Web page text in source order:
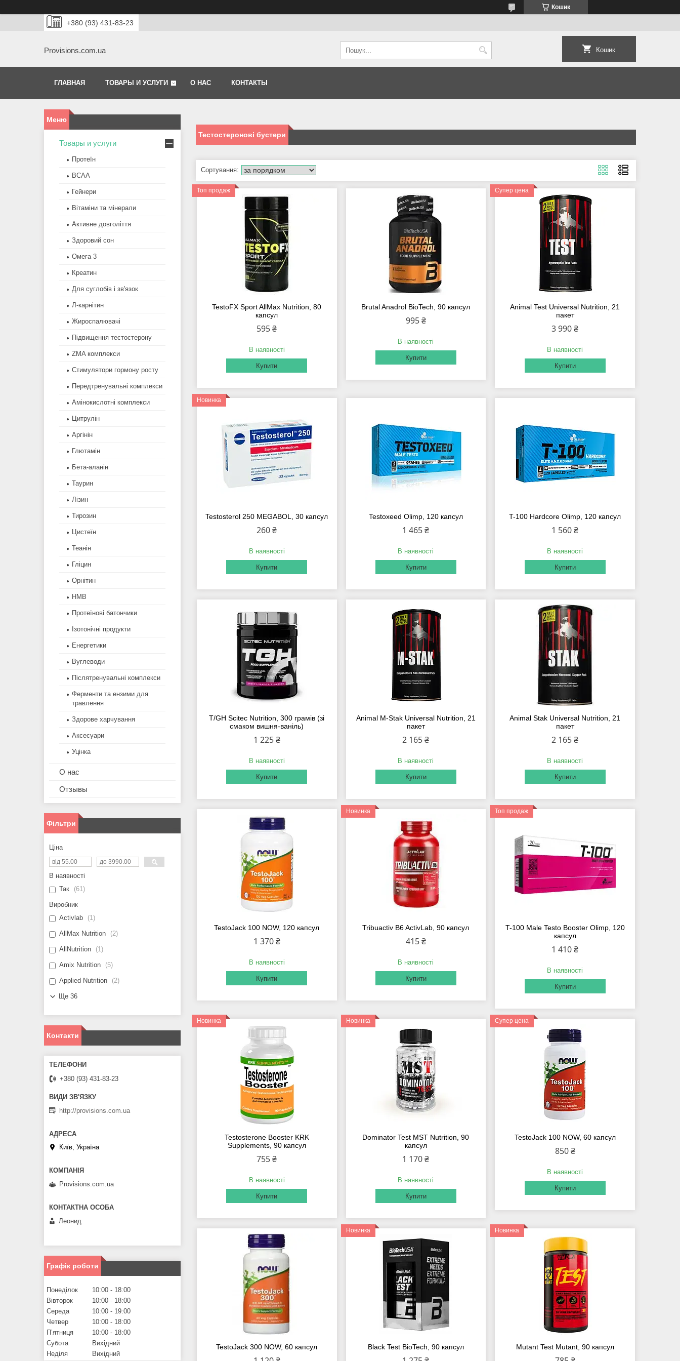
Кошик
+380 (93) 431-83-23
Provisions.com.ua Кошик
ГЛАВНАЯ ТОВАРЫ И УСЛУГИ О НАС КОНТАКТЫ
Тестостеронові бустери
Топ продаж
TestoFX Sport AllMax Nutrition, 80
капсул
595 ₴
В наявності
Купити
Brutal Anadrol BioTech, 90 капсул
995 ₴
В наявності
Купити
Супер цена
Animal Test Universal Nutrition, 21
пакет
3 990 ₴
В наявності
Купити
Новинка
Testosterol 250 MEGABOL, 30 капсул
260 ₴
В наявності
Купити
Testoxeed Olimp, 120 капсул
1 465 ₴
В наявності
Купити
T-100 Hardcore Olimp, 120 капсул
1 560 ₴
В наявності
Купити
T/GH Scitec Nutrition, 300 грамів (зі
смаком вишня-ваніль)
1 225 ₴
В наявності
Купити
Animal M-Stak Universal Nutrition, 21
пакет
2 165 ₴
В наявності
Купити
Animal Stak Universal Nutrition, 21
пакет
2 165 ₴
В наявності
Купити
TestoJack 100 NOW, 120 капсул
1 370 ₴
В наявності
Купити
Новинка
Tribuactiv B6 ActivLab, 90 капсул
415 ₴
В наявності
Купити
Топ продаж
T-100 Male Testo Booster Olimp, 120
капсул
1 410 ₴
В наявності
Купити
Новинка
Testosterone Booster KRK
Supplements, 90 капсул
755 ₴
В наявності
Купити
Новинка
Dominator Test MST Nutrition, 90
капсул
1 170 ₴
В наявності
Купити
Супер цена
TestoJack 100 NOW, 60 капсул
850 ₴
В наявності
Купити
TestoJack 300 NOW, 60 капсул
Новинка
Black Test BioTech, 90 капсул
Новинка
Mutant Test Mutant, 90 капсул
Товары и услуги
Протеїн
BCAA
Гейнери
Вітаміни та мінерали
Активне довголіття
Здоровий сон
Омега 3
Креатин
Для суглобів і зв'язок
Л-карнітин
Жироспалювачі
Підвищення тестостерону
ZMA комплекси
Стимулятори гормону росту
Передтренувальні комплекси
Амінокислотні комплекси
Цитрулін
Аргінін
Глютамін
Бета-аланін
Таурин
Лізин
Тирозин
Цистеїн
Теанін
Гліцин
Орнітин
HMB
Протеїнові батончики
Ізотонічні продукти
Енергетики
Вуглеводи
Післятренувальні комплекси
Ферменти та ензими для
травлення
Здорове харчування
Аксесуари
Уцінка
О нас
Отзывы
Фільтри
Ціна
В наявності
Так
61
Виробник
Activlab
1
AllMax Nutrition 2
AllNutrition 1
Amix Nutrition 5
Applied Nutrition 2
Ще 36
Контакти
+380 (93) 431-83-23
http://provisions.com.ua
Київ, Україна
Provisions.com.ua
Леонид
Графік роботи
Понеділок 10:00
18:00
Вівторок
10:00
18:00
Середа
10:00
19:00
Четвер
10:00
18:00
Пʼятниця
10:00
18:00
Субота
Вихідний
Неділя
Вихідний